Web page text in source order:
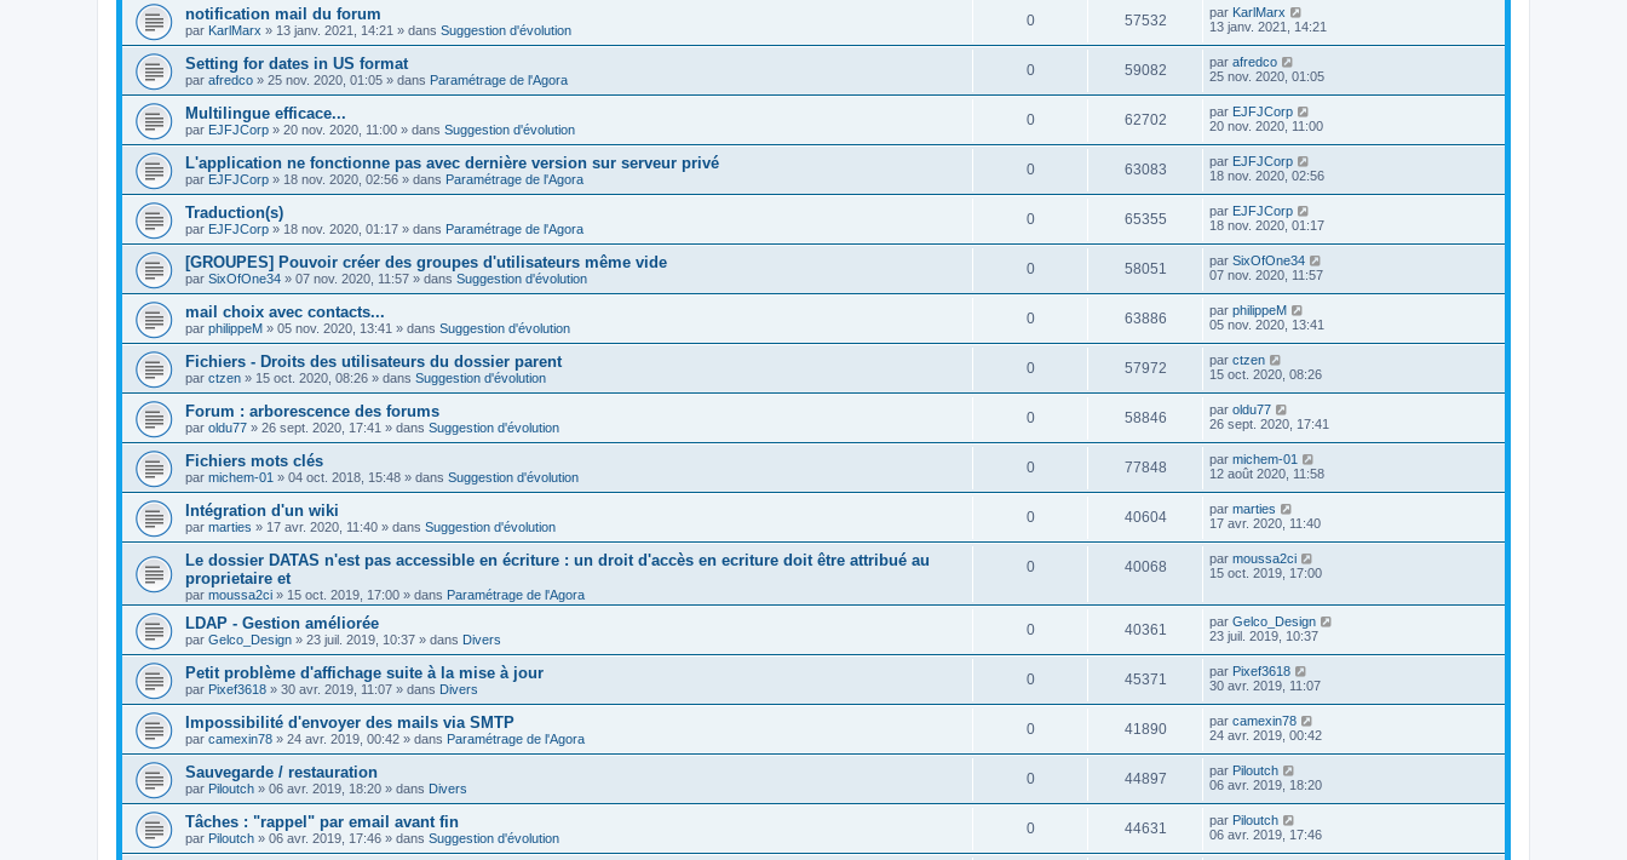
notification mail du forum
par KarlMarx » 13 janv. 2021, 14:21 » dans Suggestion d'évolution
0 57532 par KarlMarx
13 janv. 2021, 14:21
Setting for dates in US format
par afredco » 25 nov. 2020, 01:05 » dans Paramétrage de l'Agora
0 59082 par afredco
25 nov. 2020, 01:05
Multilingue efficace...
par EJFJCorp » 20 nov. 2020, 11:00 » dans Suggestion d'évolution
0 62702 par EJFJCorp
20 nov. 2020, 11:00
L'application ne fonctionne pas avec dernière version sur serveur privé
par EJFJCorp » 18 nov. 2020, 02:56 » dans Paramétrage de l'Agora
0 63083 par EJFJCorp
18 nov. 2020, 02:56
Traduction(s)
par EJFJCorp » 18 nov. 2020, 01:17 » dans Paramétrage de l'Agora
0 65355 par EJFJCorp
18 nov. 2020, 01:17
[GROUPES] Pouvoir créer des groupes d'utilisateurs même vide
par SixOfOne34 » 07 nov. 2020, 11:57 » dans Suggestion d'évolution
0 58051 par SixOfOne34
07 nov. 2020, 11:57
mail choix avec contacts...
par philippeM » 05 nov. 2020, 13:41 » dans Suggestion d'évolution
0 63886 par philippeM
05 nov. 2020, 13:41
Fichiers - Droits des utilisateurs du dossier parent
par ctzen » 15 oct. 2020, 08:26 » dans Suggestion d'évolution
0 57972 par ctzen
15 oct. 2020, 08:26
Forum : arborescence des forums
par oldu77 » 26 sept. 2020, 17:41 » dans Suggestion d'évolution
0 58846 par oldu77
26 sept. 2020, 17:41
Fichiers mots clés
par michem-01 » 04 oct. 2018, 15:48 » dans Suggestion d'évolution
0 77848 par michem-01
12 août 2020, 11:58
Intégration d'un wiki
par marties » 17 avr. 2020, 11:40 » dans Suggestion d'évolution
0 40604 par marties
17 avr. 2020, 11:40
Le dossier DATAS n'est pas accessible en écriture : un droit d'accès en ecriture doit être attribué au
proprietaire et
par moussa2ci » 15 oct. 2019, 17:00 » dans Paramétrage de l'Agora
0 40068 par moussa2ci
15 oct. 2019, 17:00
LDAP - Gestion améliorée
par Gelco_Design » 23 juil. 2019, 10:37 » dans Divers
0 40361 par Gelco_Design
23 juil. 2019, 10:37
Petit problème d'affichage suite à la mise à jour
par Pixef3618 » 30 avr. 2019, 11:07 » dans Divers
0 45371 par Pixef3618
30 avr. 2019, 11:07
Impossibilité d'envoyer des mails via SMTP
par camexin78 » 24 avr. 2019, 00:42 » dans Paramétrage de l'Agora
0 41890 par camexin78
24 avr. 2019, 00:42
Sauvegarde / restauration
par Piloutch » 06 avr. 2019, 18:20 » dans Divers
0 44897 par Piloutch
06 avr. 2019, 18:20
Tâches : "rappel" par email avant fin
par Piloutch » 06 avr. 2019, 17:46 » dans Suggestion d'évolution
0 44631 par Piloutch
06 avr. 2019, 17:46